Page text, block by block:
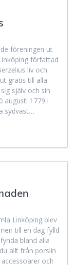
föreningen ut
författad
liv och
gratis till alla
själv och sin
augusti 1779 i
sydväst…
Linköping blev
till en dag fylld
bland alla
allt från porslin
och